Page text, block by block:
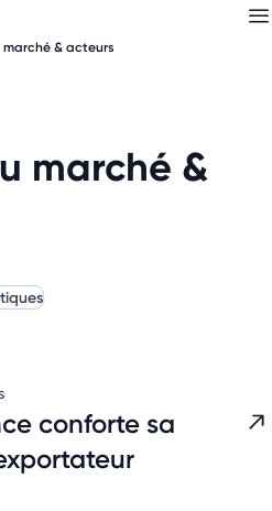
& acteurs
marché &
conforte sa
vous intéressent